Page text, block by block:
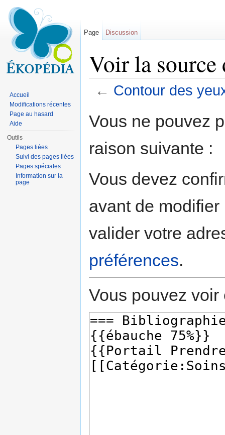
Voir la source
← Contour des
Vous ne pouvez
raison suivante :
Vous devez
avant de
valider votre
préférences.
Vous pouvez
Page Discussion
Accueil
Modifications récentes
Page au hasard
Aide
Outils
Pages liées
Suivi des pages liées
Pages spéciales
Information sur la
page